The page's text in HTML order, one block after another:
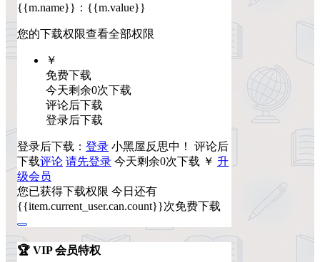
{{m.name}} ： {{m.value}}
您的下载权限查看全部权限
￥
免费下载
今天剩余0次下载
评论后下载
登录后下载
登录后下载： 登录 小黑屋反思中！ 评论后
下载评论 请先登录 今天剩余0次下载 ￥ 升
级会员
您已获得下载权限 今日还有
{{item.current_user.can.count}}次免费下载
🏆 VIP 会员特权